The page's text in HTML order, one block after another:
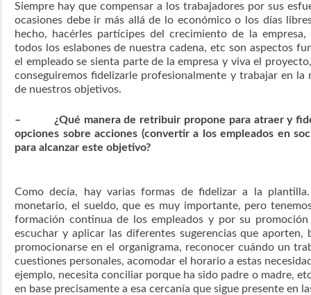
Siempre hay que compensar a los trabajadores por sus
ocasiones debe ir más allá de lo económico o los días
hecho, hacérles partícipes del crecimiento de la
todos los eslabones de nuestra cadena, etc son aspectos
el empleado se sienta parte de la empresa y viva el
conseguiremos fidelizarle profesionalmente y trabajar en
de nuestros objetivos.
– ¿Qué manera de retribuir propone para atraer y
opciones sobre acciones (convertir a los empleados en
para alcanzar este objetivo?
Como decía, hay varias formas de fidelizar a la
monetario, el sueldo, que es muy importante, pero
formación continua de los empleados y por su
escuchar y aplicar las diferentes sugerencias que
promocionarse en el organigrama, reconocer cuándo un
cuestiones personales, acomodar el horario a estas
ejemplo, necesita conciliar porque ha sido padre o madre,
en base precisamente a esa cercanía que sigue presente en